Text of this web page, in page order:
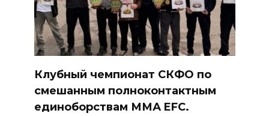
Клубный чемпионат СКФО по
смешанным полноконтактным
единоборствам ММА EFC.